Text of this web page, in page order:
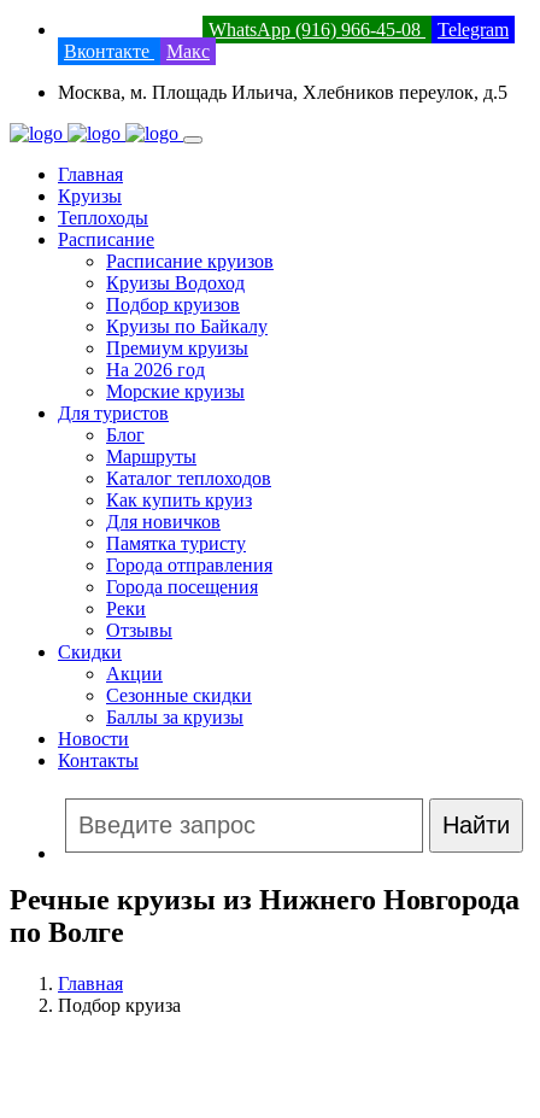
WhatsApp (916) 966-45-08
Telegram
Вконтакте
Макс
Москва, м. Площадь Ильича, Хлебников переулок, д.5
Главная
Круизы
Теплоходы
Расписание
Расписание круизов
Круизы Водоход
Подбор круизов
Круизы по Байкалу
Премиум круизы
На 2026 год
Морские круизы
Для туристов
Блог
Маршруты
Каталог теплоходов
Как купить круиз
Для новичков
Памятка туристу
Города отправления
Города посещения
Реки
Отзывы
Скидки
Акции
Сезонные скидки
Баллы за круизы
Новости
Контакты
Речные круизы из Нижнего Новгорода
по Волге
Главная
Подбор круиза